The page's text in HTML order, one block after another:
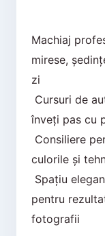
Machiaj
mirese,
zi
Cursuri de
înveți pas cu
Consiliere
culorile și
Spațiu
pentru
fotografii